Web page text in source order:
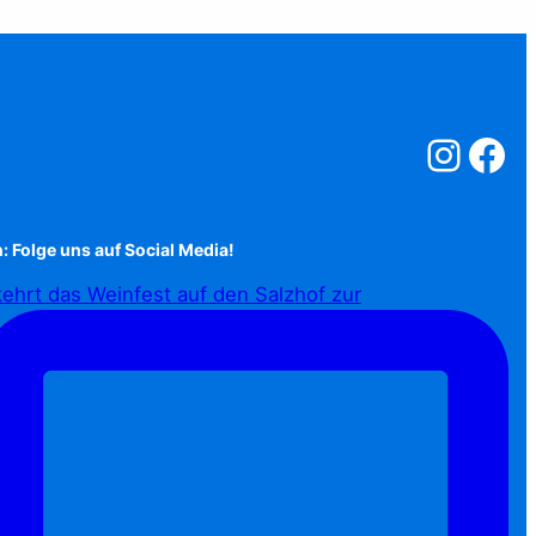
Salzstreuner
Folge uns auf Social Media!
das Weinfest auf den Salzhof zur